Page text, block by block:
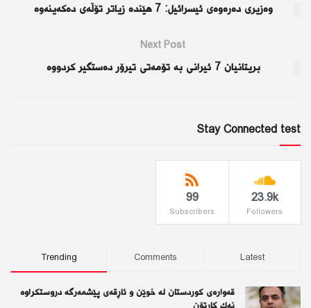
وەزیری دەرەوەی ئیسرائیل: 7 هێندە زیاتر تۆڵەی دەكەینەوە
Next Post
بریتانیان 7 ئیرانی بە تۆمەتی تیرۆر دەستگیر كردووە
Stay Connected test
23.9k
Followers
99
Subscribers
Trending Comments Latest
قەوارەی كوردستان لە خوێن و ئاڕقەی پێشمەرگە دروستكراوە